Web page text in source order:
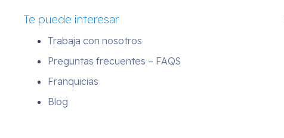
Te puede interesar
Trabaja con nosotros
Preguntas frecuentes – FAQS
Franquicias
Blog